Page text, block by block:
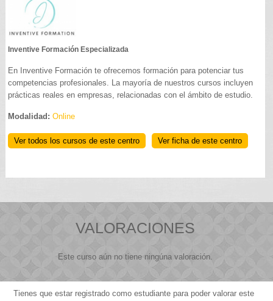
Inventive Formación Especializada
En Inventive Formación te ofrecemos formación para potenciar tus
competencias profesionales. La mayoría de nuestros cursos incluyen
prácticas reales en empresas, relacionadas con el ámbito de estudio.
Modalidad:Online
Ver todos los cursos de este centro Ver ficha de este centro
VALORACIONES
Este curso aún no tiene ningúna valoración.
Tienes que estar registrado como estudiante para poder valorar este